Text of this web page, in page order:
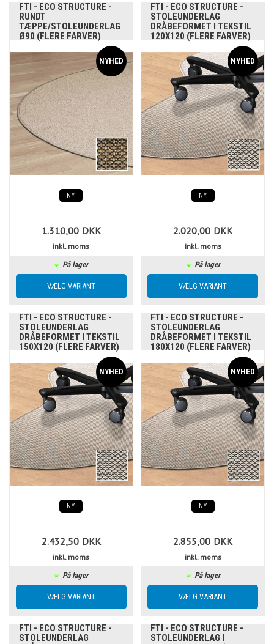
FTI - ECO STRUCTURE -
RUNDT
TÆPPE/STOLEUNDERLAG
Ø90 (FLERE FARVER)
NY
1.310,00 DKK
inkl. moms
På lager
FTI - ECO STRUCTURE -
STOLEUNDERLAG
DRÅBEFORMET I TEKSTIL
120X120 (FLERE FARVER)
NY
2.020,00 DKK
inkl. moms
På lager
FTI - ECO STRUCTURE -
STOLEUNDERLAG
DRÅBEFORMET I TEKSTIL
150X120 (FLERE FARVER)
NY
2.432,50 DKK
inkl. moms
På lager
FTI - ECO STRUCTURE -
STOLEUNDERLAG
DRÅBEFORMET I TEKSTIL
180X120 (FLERE FARVER)
NY
2.855,00 DKK
inkl. moms
På lager
FTI - ECO STRUCTURE -
STOLEUNDERLAG
FTI - ECO STRUCTURE -
STOLEUNDERLAG I